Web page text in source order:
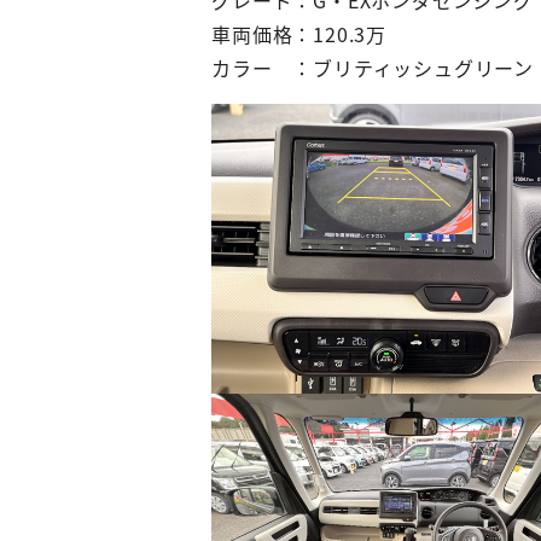
車両価格：120.3万
カラー ：ブリティッシュグリーン